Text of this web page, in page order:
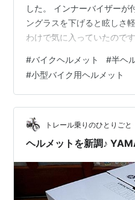
した。 インナーバイザーが
ングラスを下げると眩しさ
わけで気に入っていたので
にしました。 ホームセンタ
へ下見！ コーナン、バイク
しました。 置いている半ヘ
ルの条件＞ SG規格適合品
ルドがある 耳当てがある 軽
なくない？ 事故した…
#バイクヘルメット #半ヘ
#小型バイク用ヘルメット
トレール乗りのひとりごと
ヘルメットを新調♪